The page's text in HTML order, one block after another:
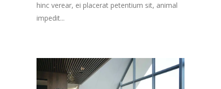
hinc verear, ei placerat petentium sit, animal
impedit...